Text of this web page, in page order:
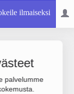
ilmaiseksi
palvelumme
Oy